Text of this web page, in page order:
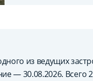
из ведущих
— 30.08.2026. Всего